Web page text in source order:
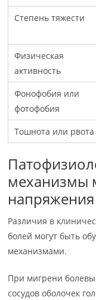
Степень тяжести
Физическая
активность
Фонофобия или
фотофобия
Тошнота или рвота
механизмы
напряжения
Различия в
болей могут быть
механизмами.
При мигрени
сосудов оболочек